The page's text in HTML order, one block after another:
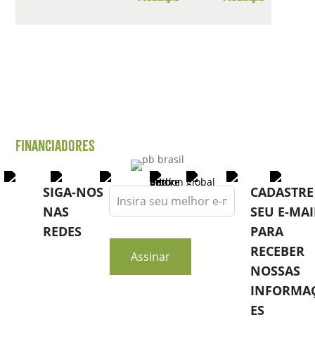
Financiadores
SIGA-NOS
NAS
REDES
Leave
this
blank
Assinar
CADASTRE
SEU E-
PARA
RECEBER
NOSSAS
ES